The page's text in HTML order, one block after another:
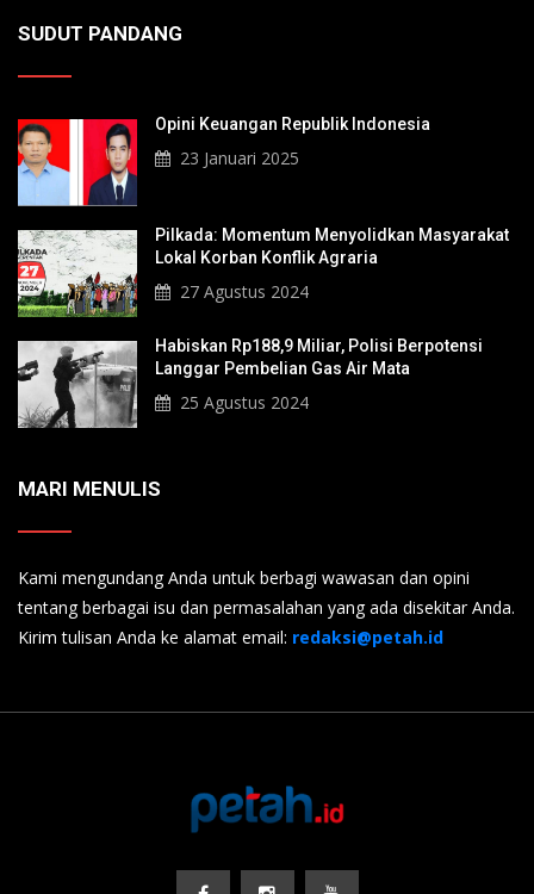
SUDUT PANDANG
Opini Keuangan Republik Indonesia
23 Januari 2025
Pilkada: Momentum Menyolidkan Masyarakat
Lokal Korban Konflik Agraria
27 Agustus 2024
Habiskan Rp188,9 Miliar, Polisi Berpotensi
Langgar Pembelian Gas Air Mata
25 Agustus 2024
MARI MENULIS
Kami mengundang Anda untuk berbagi wawasan dan opini
tentang berbagai isu dan permasalahan yang ada disekitar Anda.
Kirim tulisan Anda ke alamat email: redaksi@petah.id